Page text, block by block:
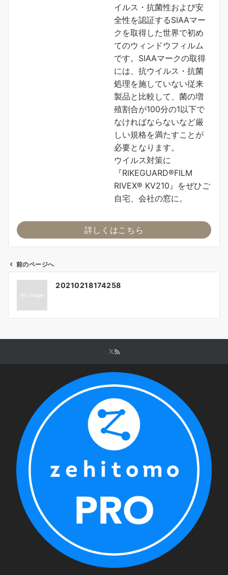
イルス・抗菌性および安
全性を認証するSIAAマー
クを取得した世界で初め
てのウィンドウフィルム
です。SIAAマークの取得
には、抗ウイルス・抗菌
処理を施していない従来
製品と比較して、菌の増
殖割合が100分の1以下で
なければならないなど厳
しい規格を満たすことが
必要となります。
ウイルス対策に
『RIKEGUARD®FILM
RIVEX® KV210』をぜひご
自宅、会社の窓に。
詳しくはこちら
ビ
ー
前のページへ
20210218174258